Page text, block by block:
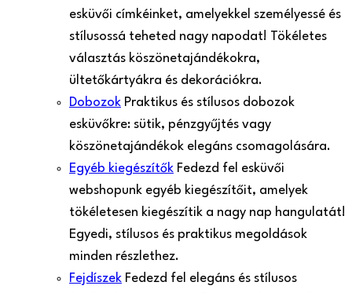
esküvői címkéinket, amelyekkel személyessé és
stílusossá teheted nagy napodat! Tökéletes
választás köszönetajándékokra,
ültetőkártyákra és dekorációkra.
Dobozok Praktikus és stílusos dobozok
esküvőkre: sütik, pénzgyűjtés vagy
köszönetajándékok elegáns csomagolására.
Egyéb kiegészítők Fedezd fel esküvői
webshopunk egyéb kiegészítőit, amelyek
tökéletesen kiegészítik a nagy nap hangulatát!
Egyedi, stílusos és praktikus megoldások
minden részlethez.
Fejdíszek Fedezd fel elegáns és stílusos